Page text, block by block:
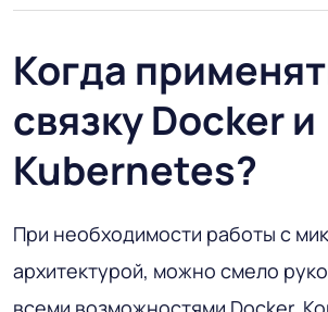
Когда
связку Docker и
Kubernetes?
При необходимости работы с
архитектурой, можно смело